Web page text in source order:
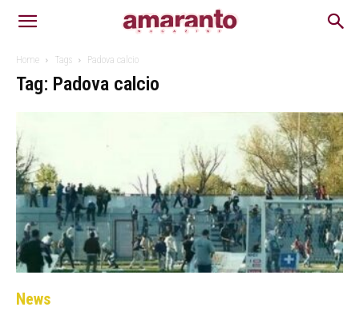
Home Tags Padova calcio
Tag: Padova calcio
News